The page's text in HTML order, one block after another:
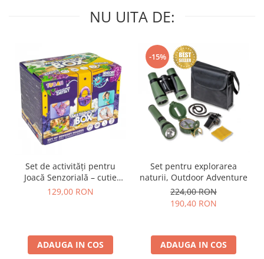
NU UITA DE:
Set de activități pentru
Joacă Senzorială – cutie
multi-senzorială
129,00 RON
ADAUGA IN COS
-15%
Set pentru explorarea
naturii, Outdoor Adventure
224,00 RON
190,40 RON
ADAUGA IN COS